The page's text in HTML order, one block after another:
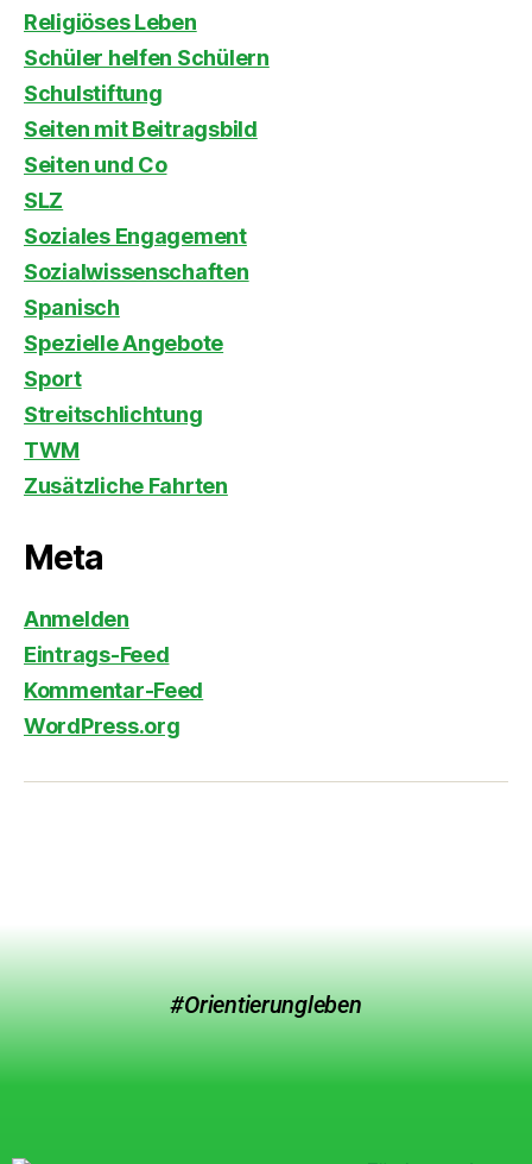
Religiöses Leben
Schüler helfen Schülern
Schulstiftung
Seiten mit Beitragsbild
Seiten und Co
SLZ
Soziales Engagement
Sozialwissenschaften
Spanisch
Spezielle Angebote
Sport
Streitschlichtung
TWM
Zusätzliche Fahrten
Meta
Anmelden
Eintrags-Feed
Kommentar-Feed
WordPress.org
#Orientierungleben